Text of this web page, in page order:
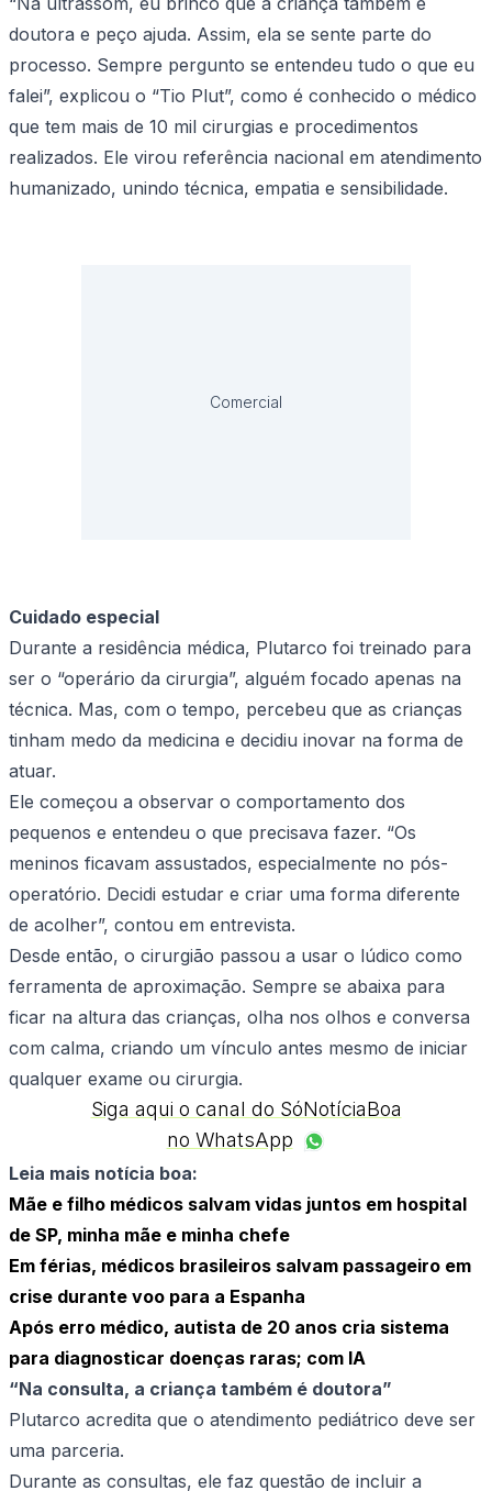
doutora e peço ajuda. Assim, ela se sente parte do
processo. Sempre pergunto se entendeu tudo o que eu
falei”, explicou o “Tio Plut”, como é conhecido o médico
que tem mais de 10 mil cirurgias e procedimentos
realizados. Ele virou referência nacional em atendimento
humanizado, unindo técnica, empatia e sensibilidade.
Comercial
Cuidado especial
Durante a residência médica, Plutarco foi treinado para
ser o “operário da cirurgia”, alguém focado apenas na
técnica. Mas, com o tempo, percebeu que as crianças
tinham medo da medicina e decidiu inovar na forma de
atuar.
Ele começou a observar o comportamento dos
pequenos e entendeu o que precisava fazer. “Os
meninos ficavam assustados, especialmente no pós-
operatório. Decidi estudar e criar uma forma diferente
de acolher”, contou em entrevista.
Desde então, o cirurgião passou a usar o lúdico como
ferramenta de aproximação. Sempre se abaixa para
ficar na altura das crianças, olha nos olhos e conversa
com calma, criando um vínculo antes mesmo de iniciar
qualquer exame ou cirurgia.
Siga aqui o canal do SóNotíciaBoa
no WhatsApp
Leia mais notícia boa:
Mãe e filho médicos salvam vidas juntos em hospital
de SP, minha mãe e minha chefe
Em férias, médicos brasileiros salvam passageiro em
crise durante voo para a Espanha
Após erro médico, autista de 20 anos cria sistema
para diagnosticar doenças raras; com IA
“Na consulta, a criança também é doutora”
Plutarco acredita que o atendimento pediátrico deve ser
uma parceria.
Durante as consultas, ele faz questão de incluir a